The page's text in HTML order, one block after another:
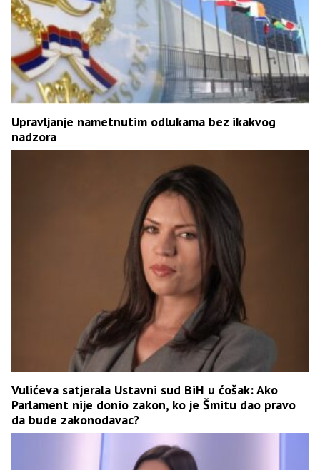
Upravljanje nametnutim odlukama bez ikakvog
nadzora
Vulićeva satjerala Ustavni sud BiH u ćošak: Ako
Parlament nije donio zakon, ko je Šmitu dao pravo
da bude zakonodavac?